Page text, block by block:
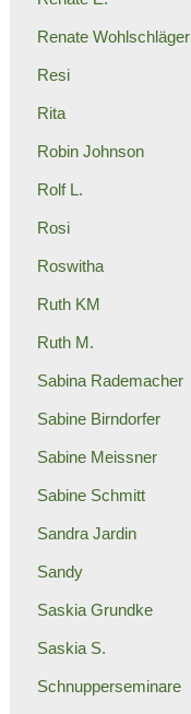
Renate Wohlschläger
Resi
Rita
Robin Johnson
Rolf L.
Rosi
Roswitha
Ruth KM
Ruth M.
Sabina Rademacher
Sabine Birndorfer
Sabine Meissner
Sabine Schmitt
Sandra Jardin
Sandy
Saskia Grundke
Saskia S.
Schnupperseminare